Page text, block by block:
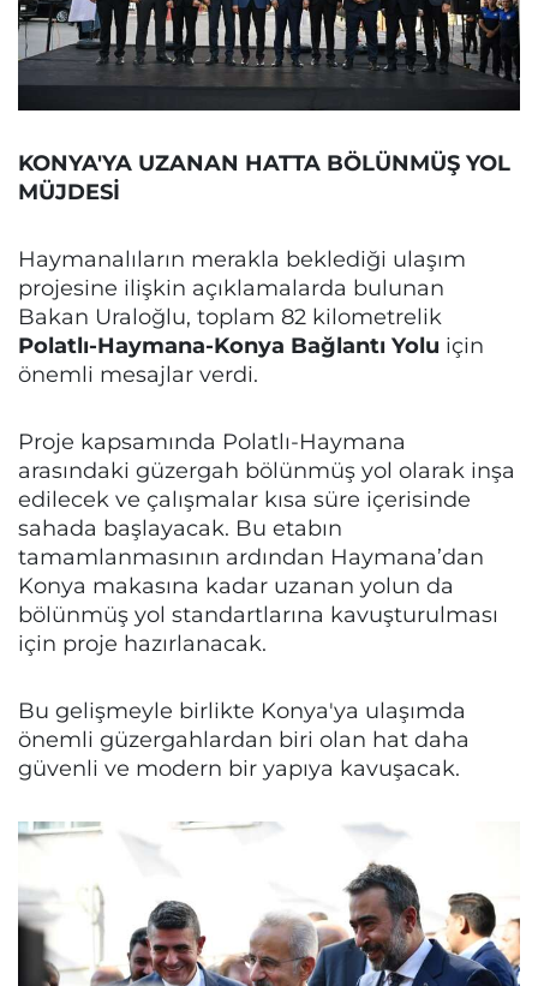
KONYA'YA UZANAN HATTA BÖLÜNMÜŞ YOL
MÜJDESİ
Haymanalıların merakla beklediği ulaşım
projesine ilişkin açıklamalarda bulunan
Bakan Uraloğlu, toplam 82 kilometrelik
Polatlı-Haymana-Konya Bağlantı Yolu için
önemli mesajlar verdi.
Proje kapsamında Polatlı-Haymana
arasındaki güzergah bölünmüş yol olarak inşa
edilecek ve çalışmalar kısa süre içerisinde
sahada başlayacak. Bu etabın
tamamlanmasının ardından Haymana’dan
Konya makasına kadar uzanan yolun da
bölünmüş yol standartlarına kavuşturulması
için proje hazırlanacak.
Bu gelişmeyle birlikte Konya'ya ulaşımda
önemli güzergahlardan biri olan hat daha
güvenli ve modern bir yapıya kavuşacak.